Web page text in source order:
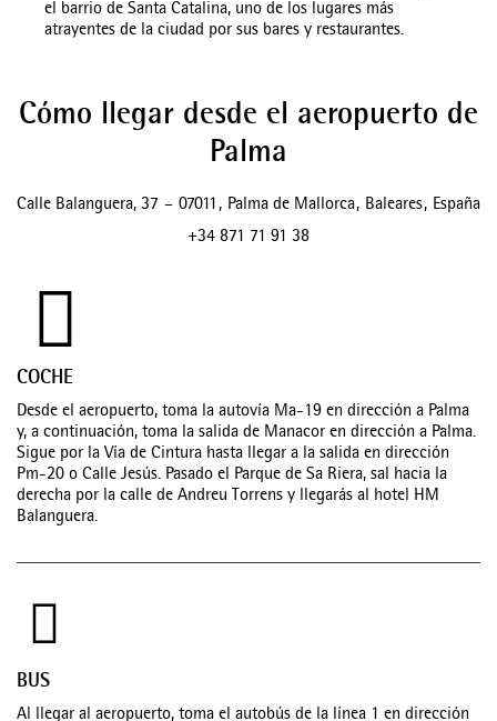
el barrio de Santa Catalina, uno de los lugares más
atrayentes de la ciudad por sus bares y restaurantes.
Cómo llegar desde el aeropuerto de
Palma
Calle Balanguera, 37 – 07011 , Palma de Mallorca, Baleares, España
+34 871 71 91 38
COCHE
Desde el aeropuerto, toma la autovía Ma-19 en dirección a Palma
y, a continuación, toma la salida de Manacor en dirección a Palma.
Sigue por la Vía de Cintura hasta llegar a la salida en dirección
Pm-20 o Calle Jesús. Pasado el Parque de Sa Riera, sal hacia la
derecha por la calle de Andreu Torrens y llegarás al hotel HM
Balanguera.
BUS
Al llegar al aeropuerto, toma el autobús de la línea 1 en dirección